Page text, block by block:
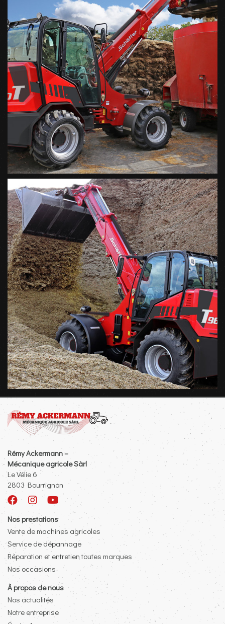
Rémy Ackermann –
Mécanique agricole Sàrl
Le Vélie 6
2803 Bourrignon
Nos prestations
Vente de machines agricoles
Service de dépannage
Réparation et entretien toutes marques
Nos occasions
À propos de nous
Nos actualités
Notre entreprise